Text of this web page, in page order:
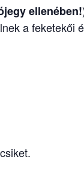
ellenében!
a feketekői